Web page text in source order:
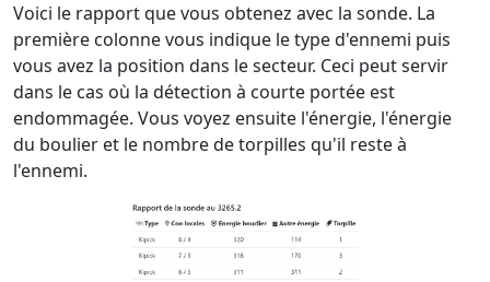
Voici le rapport que vous obtenez avec la sonde. La
première colonne vous indique le type d'ennemi puis
vous avez la position dans le secteur. Ceci peut servir
dans le cas où la détection à courte portée est
endommagée. Vous voyez ensuite l'énergie, l'énergie
du boulier et le nombre de torpilles qu'il reste à
l'ennemi.